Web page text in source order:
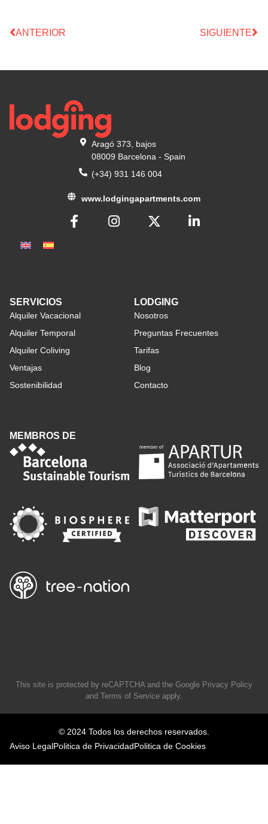
ANTERIOR SIGUIENTE
Aragó 373, bajos
08009 Barcelona - Spain
(+34) 931 146 004
www.lodgingapartments.com
SERVICIOS
Alquiler Vacacional
Alquiler Temporal
Alquiler Coliving
Ventajas
Sostenibilidad
LODGING
Nosotros
Preguntas Frecuentes
Tarifas
Blog
Contacto
MEMBROS DE
This site is protected by reCAPTCHA and the Google Privacy Policy
and Terms of Service apply.
© 2024 Todos los derechos reservados.
Aviso LegalPolitica de PrivacidadPolitica de Cookies